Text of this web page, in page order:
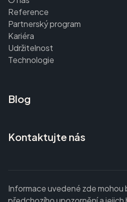
Reference
Partnerský program
Kariéra
Udržitelnost
Technologie
Blog
Kontaktujte nás
Informace uvedené zde mohou